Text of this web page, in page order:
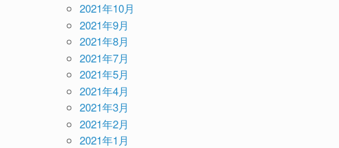
2021年10月
2021年9月
2021年8月
2021年7月
2021年5月
2021年4月
2021年3月
2021年2月
2021年1月